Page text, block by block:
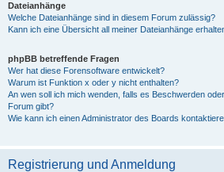
Dateianhänge
Welche Dateianhänge sind in diesem Forum zulässig?
Kann ich eine Übersicht all meiner Dateianhänge
phpBB betreffende Fragen
Wer hat diese Forensoftware entwickelt?
Warum ist Funktion x oder y nicht enthalten?
An wen soll ich mich wenden, falls es Beschwerden
Forum gibt?
Wie kann ich einen Administrator des Boards
Registrierung und Anmeldung